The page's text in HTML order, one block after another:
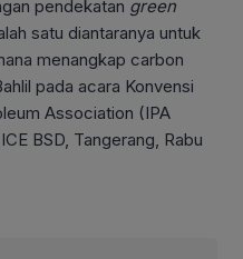
pendekatan green
satu diantaranya untuk
menangkap carbon
pada acara Konvensi
Association (IPA
BSD, Tangerang, Rabu